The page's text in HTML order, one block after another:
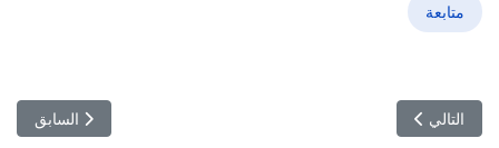
متابعة
المقال
السابق
المقال التالي: في كتاب "تجربتي في الكتابة" لـ"بيت الرواية": شهادات
التالي